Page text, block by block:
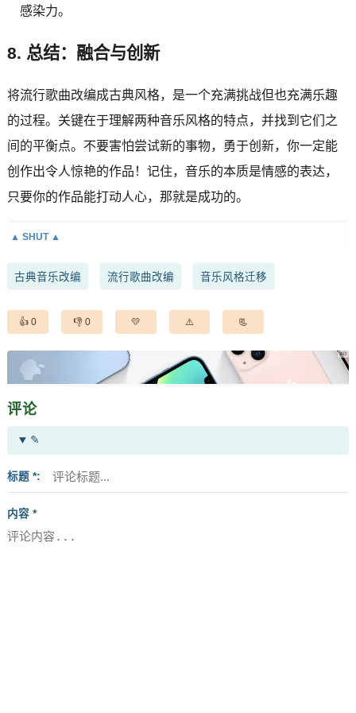
感染力。
8. 总结：融合与创新
将流行歌曲改编成古典风格，是一个充满挑战但也充满乐趣
的过程。关键在于理解两种音乐风格的特点，并找到它们之
间的平衡点。不要害怕尝试新的事物，勇于创新，你一定能
创作出令人惊艳的作品！记住，音乐的本质是情感的表达，
只要你的作品能打动人心，那就是成功的。
古典音乐改编 流行歌曲改编 音乐风格迁移
0 0
评论
✎
标题 *
内容 *